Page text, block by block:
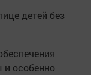
детей без
и особенно